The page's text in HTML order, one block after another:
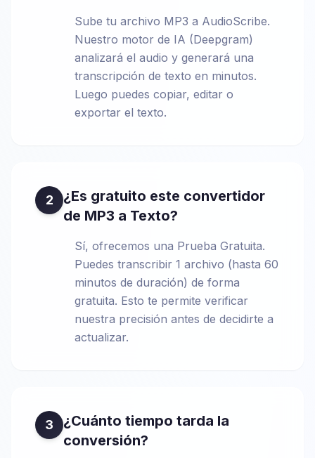
Sube tu archivo MP3 a AudioScribe.
Nuestro motor de IA (Deepgram)
analizará el audio y generará una
transcripción de texto en minutos.
Luego puedes copiar, editar o
exportar el texto.
2
¿Es gratuito este convertidor
de MP3 a Texto?
Sí, ofrecemos una Prueba Gratuita.
Puedes transcribir 1 archivo (hasta 60
minutos de duración) de forma
gratuita. Esto te permite verificar
nuestra precisión antes de decidirte a
actualizar.
3
¿Cuánto tiempo tarda la
conversión?